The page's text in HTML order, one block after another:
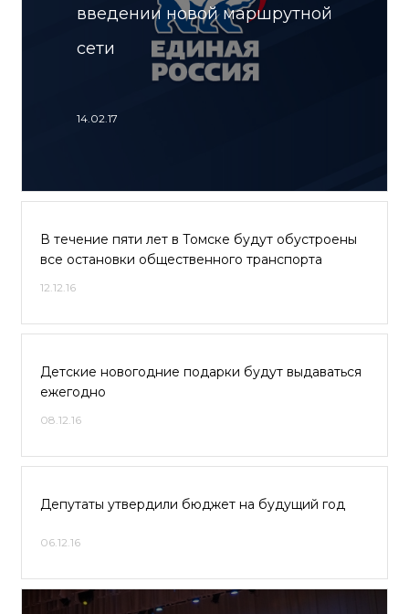
введении новой маршрутной
сети
14.02.17
В течение пяти лет в Томске будут обустроены
все остановки общественного транспорта
12.12.16
Детские новогодние подарки будут выдаваться
ежегодно
08.12.16
Депутаты утвердили бюджет на будущий год
06.12.16